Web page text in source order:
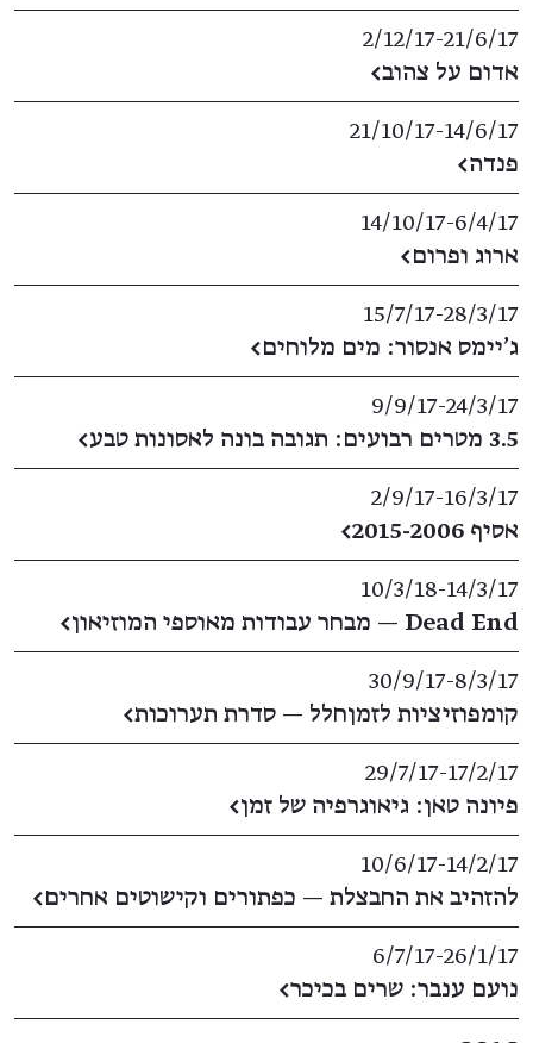
21/6/17
​-​
2/12/17
אדום על צהוב←
14/6/17
​-​
21/10/17
פנדה←
6/4/17
​-​
14/10/17
ארוג ופרום←
28/3/17
​-​
15/7/17
ג'יימס אנסור: מים מלוחים←
24/3/17
​-​
9/9/17
3.5 מטרים רבועים: תגובה בונה לאסונות טבע
←
16/3/17
​-​
2/9/17
אסיף 2015-2006
←
14/3/17
​-​
10/3/18
Dead End — מבחר עבודות מאוספי המוזיאון
←
8/3/17
​-​
30/9/17
קומפוזיציות לזמןחלל — סדרת תערוכות←
17/2/17
​-​
29/7/17
פיונה טאן: גיאוגרפיה של זמן←
14/2/17
​-​
10/6/17
להזהיב את החבצלת — כפתורים וקישוטים אחרים←
26/1/17
​-​
6/7/17
נועם ענבר: שרים בכיכר←